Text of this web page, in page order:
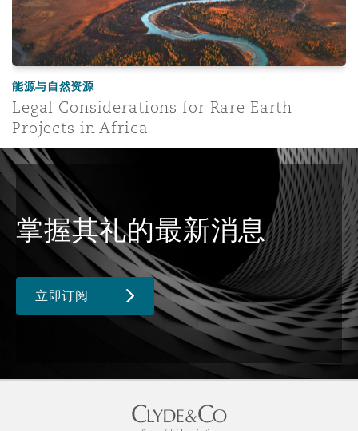
能源与自然资源
Legal Considerations for Rare Earth
Projects in Africa
掌握其礼的最新消息
立即订阅